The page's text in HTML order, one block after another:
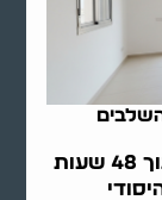
ב-48 שעות: השלבים
מדריך מקיף להכנת דירה למסירה תוך 48 שעות